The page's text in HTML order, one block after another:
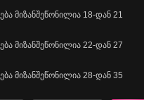
მიზანშეწონილია 18-დან 21
მიზანშეწონილია 22-დან 27
მიზანშეწონილია 28-დან 35